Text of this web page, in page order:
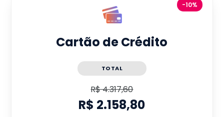
-10%
Cartão de Crédito
TOTAL
R$ 4.317,60
R$ 2.158,80